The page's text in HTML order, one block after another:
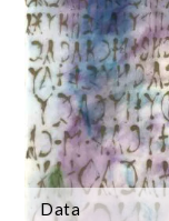
Data